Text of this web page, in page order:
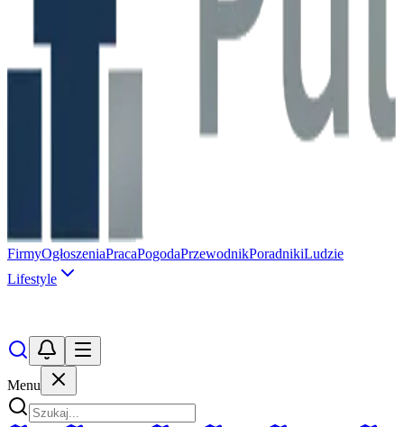
FirmyOgłoszeniaPracaPogodaPrzewodnikPoradnikiLudzie
Lifestyle
Menu